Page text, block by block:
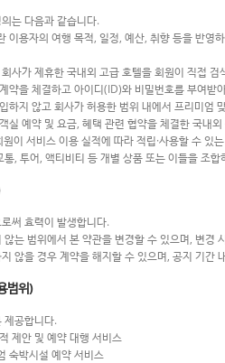
는 다음과 같습니다.
이용자의 여행 목적, 일정, 예산, 취향 등을 반영
사가 제휴한 국내외 고급 호텔을 회원이 직접
약을 체결하고 아이디(ID)와 비밀번호를 부여받
하지 않고 회사가 허용한 범위 내에서 프리미엄
실 예약 및 요금, 혜택 관련 협약을 체결한 국내
이 서비스 이용 실적에 따라 적립·사용할 수 있
, 투어, 액티비티 등 개별 상품 또는 이들을 조
써 효력이 발생합니다.
는 범위에서 본 약관을 변경할 수 있으며, 변경
않을 경우 계약을 해지할 수 있으며, 공지 기간
범위)
공합니다.
제안 및 예약 대행 서비스
숙박시설 예약 서비스